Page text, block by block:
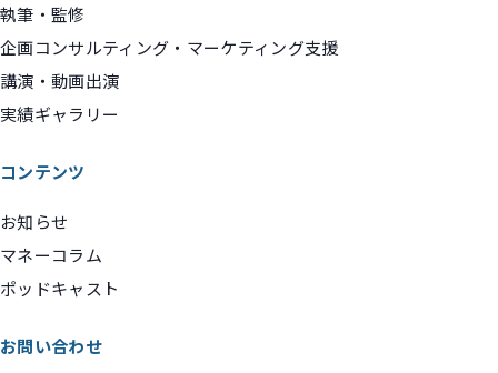
執筆・監修
企画コンサルティング・マーケティング支援
講演・動画出演
実績ギャラリー
コンテンツ
お知らせ
マネーコラム
ポッドキャスト
お問い合わせ